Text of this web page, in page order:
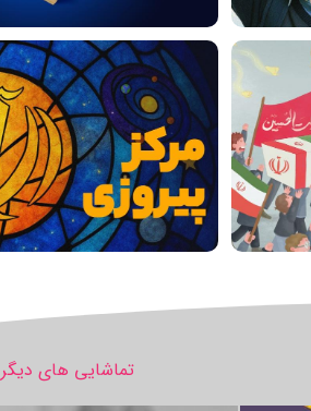
تماشایی های دیگر